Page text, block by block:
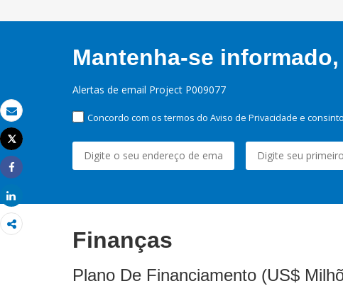
Email
Imprimir
Tweet
Share
Mantenha-se
Alertas de email Project P009077
Concordo com os termos do Aviso de Privacidade e
Finanças
Plano De Financiamento (US$